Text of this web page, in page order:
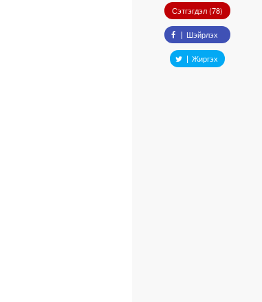
Сэтгэгдэл (78)
Шэйрлэх
Жиргэх